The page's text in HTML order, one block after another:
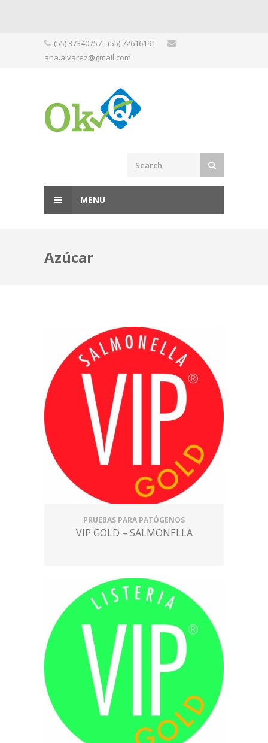
(55) 37340757 - (55) 72616191
ana.alvarez@gmail.com
MENU
Azúcar
PRUEBAS PARA PATÓGENOS
VIP GOLD – SALMONELLA